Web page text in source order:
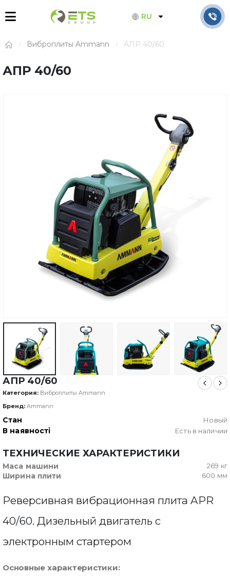
RU
Виброплиты Ammann АПР 40/60
АПР 40/60
АПР 40/60
Категория: Виброплиты Ammann
Бренд: Ammann
Стан Новый
В наявності Есть в наличии
ТЕХНИЧЕСКИЕ ХАРАКТЕРИСТИКИ
Маса машини 269 кг
Ширина плити 600 мм
Реверсивная вибрационная плита APR
40/60. Дизельный двигатель с
электронным стартером
Основные характеристики: